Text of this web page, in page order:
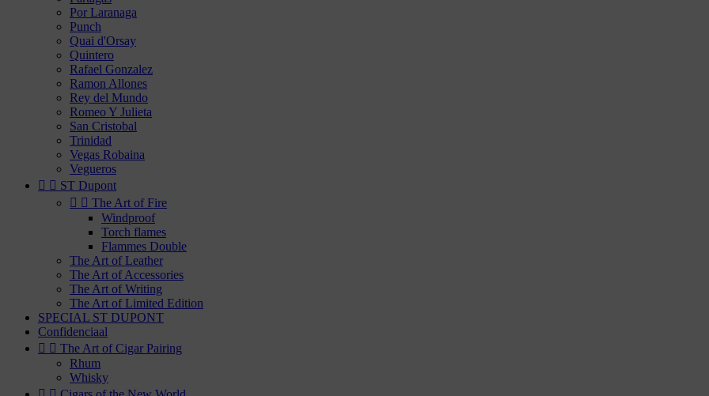
Por Laranaga
Punch
Quai d'Orsay
Quintero
Rafael Gonzalez
Ramon Allones
Rey del Mundo
Romeo Y Julieta
San Cristobal
Trinidad
Vegas Robaina
Vegueros
  ST Dupont
  The Art of Fire
Windproof
Torch flames
Flammes Double
The Art of Leather
The Art of Accessories
The Art of Writing
The Art of Limited Edition
SPECIAL ST DUPONT
Confidenciaal
  The Art of Cigar Pairing
Rhum
Whisky